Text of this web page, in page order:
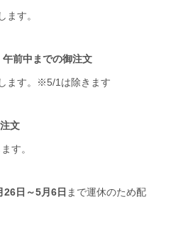
ます。
前中までの御注文
ます。※5/1は除きます
文
す。
26日～5月6日 まで運休のため配